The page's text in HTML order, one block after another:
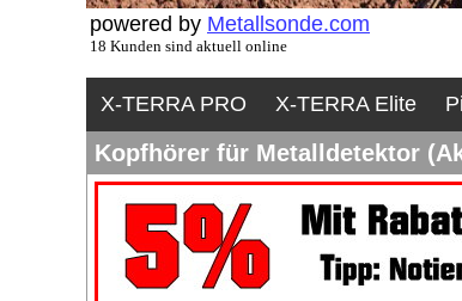
powered by Metallsonde.com
18 Kunden sind aktuell online
X-TERRA PRO X-TERRA Elite
Kopfhörer für Metalldetektor